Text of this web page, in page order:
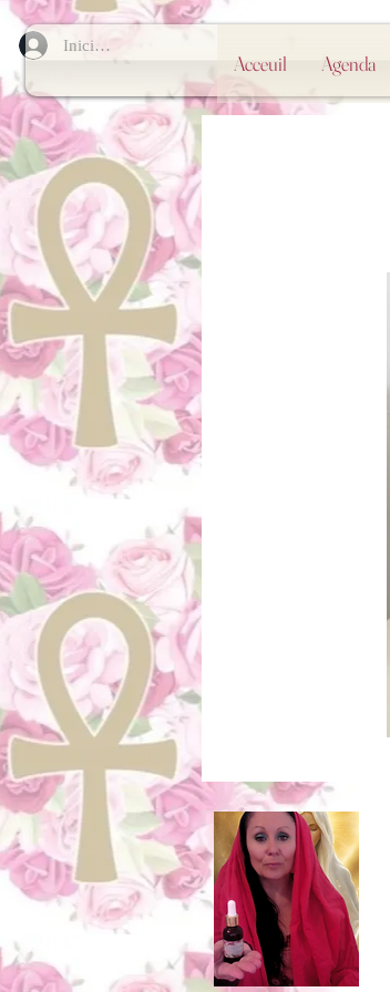
Iniciar sesión
Acceuil Agenda